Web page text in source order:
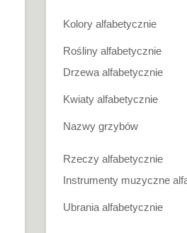
Kolory alfabetycznie
Rośliny alfabetycznie
Drzewa alfabetycznie
Kwiaty alfabetycznie
Nazwy grzybów
Rzeczy alfabetycznie
Instrumenty muzyczne
Ubrania alfabetycznie